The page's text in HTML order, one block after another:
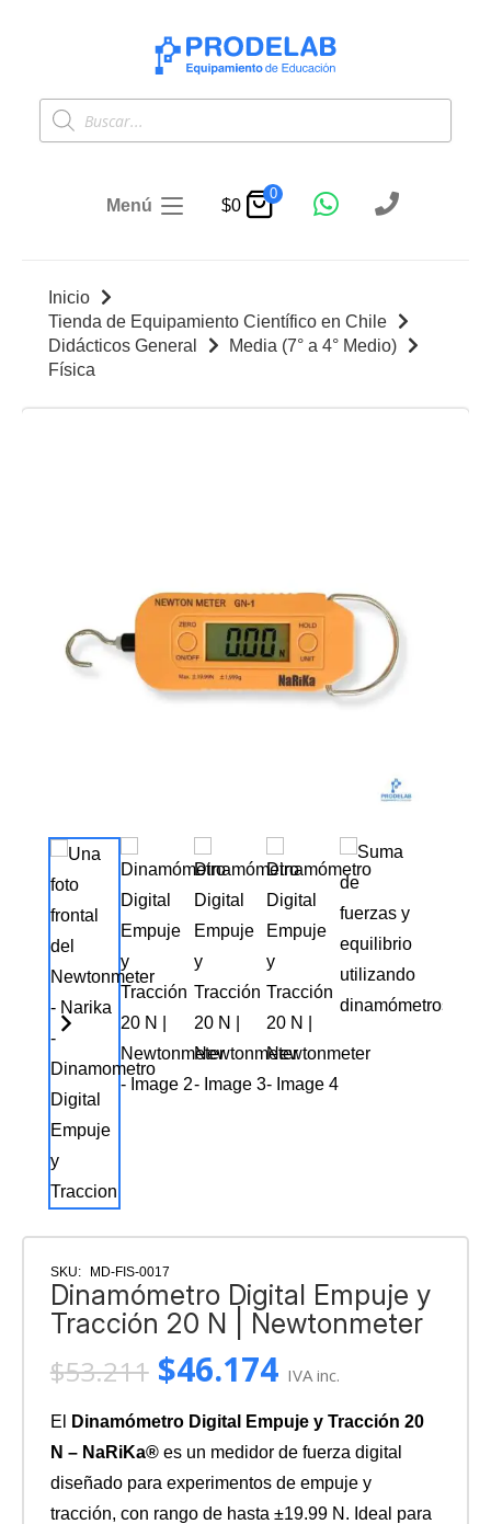
Búsqueda
de
productos
Menú $0
0
Inicio
Tienda de Equipamiento Científico en Chile
Didácticos General
Media (7° a 4° Medio)
Física
SKU: MD-FIS-0017
Dinamómetro Digital Empuje y
Tracción 20 N | Newtonmeter
$53.211 El
precio
original
era:
$53.211.
$46.174El
actual
es:
$46.174.
IVA inc.
El
Dinamómetro Digital Empuje y Tracción 20
N – NaRiKa®es un medidor de fuerza digital
diseñado para experimentos de empuje y
tracción, con rango de hasta ±19.99 N. Ideal para